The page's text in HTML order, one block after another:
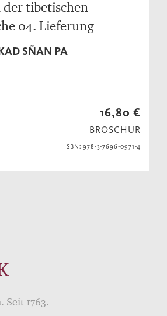
tibetischen
04. Lieferung
SÑAN PA
16,80 €
BROSCHUR
ISBN: 978-3-7696-0971-4
Seit 1763.